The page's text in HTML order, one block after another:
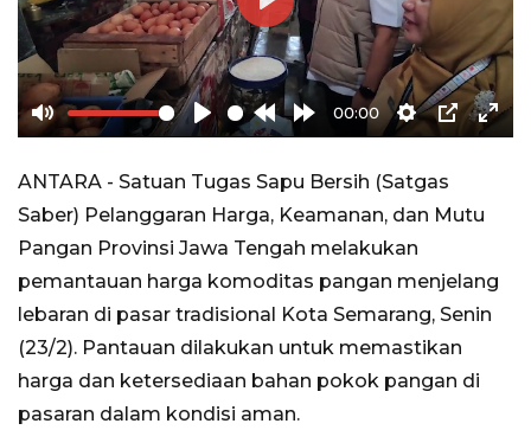
Mute Play
Rewind
10s
Forward
10s
00:00
Settings
PIP
Play
ANTARA - Satuan Tugas Sapu Bersih (Satgas
Saber) Pelanggaran Harga, Keamanan, dan Mutu
Pangan Provinsi Jawa Tengah melakukan
pemantauan harga komoditas pangan menjelang
lebaran di pasar tradisional Kota Semarang, Senin
(23/2). Pantauan dilakukan untuk memastikan
harga dan ketersediaan bahan pokok pangan di
pasaran dalam kondisi aman.